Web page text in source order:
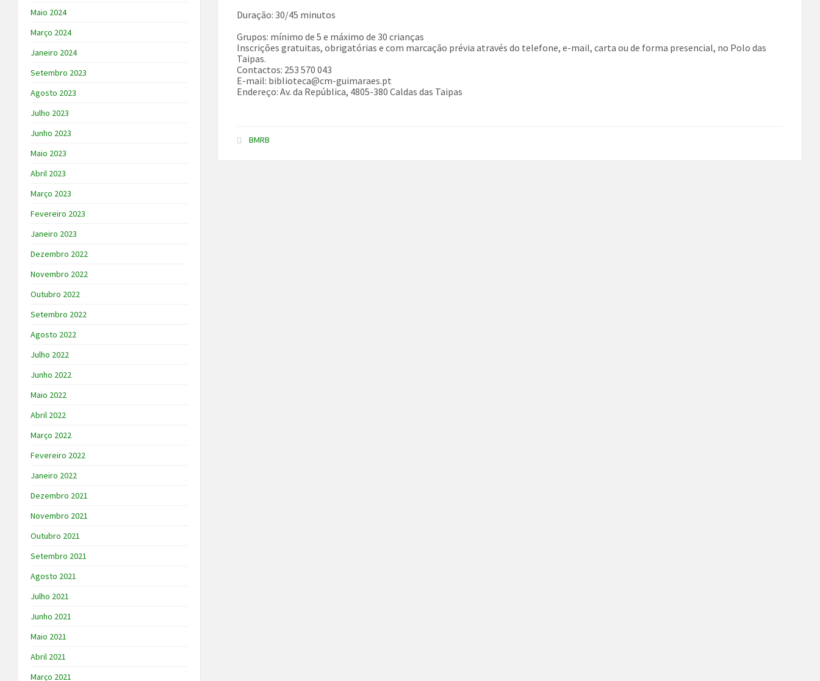
Duração: 30/45 minutos
Grupos: mínimo de 5 e máximo de 30 crianças
Inscrições gratuitas, obrigatórias e com marcação prévia através do telefone, e-mail, carta ou de forma presencial, no Polo das
Taipas.
Contactos: 253 570 043
E-mail: biblioteca@cm-guimaraes.pt
Endereço: Av. da República, 4805-380 Caldas das Taipas
BMRB
Maio 2024
Março 2024
Janeiro 2024
Setembro 2023
Agosto 2023
Julho 2023
Junho 2023
Maio 2023
Abril 2023
Março 2023
Fevereiro 2023
Janeiro 2023
Dezembro 2022
Novembro 2022
Outubro 2022
Setembro 2022
Agosto 2022
Julho 2022
Junho 2022
Maio 2022
Abril 2022
Março 2022
Fevereiro 2022
Janeiro 2022
Dezembro 2021
Novembro 2021
Outubro 2021
Setembro 2021
Agosto 2021
Julho 2021
Junho 2021
Maio 2021
Abril 2021
Março 2021